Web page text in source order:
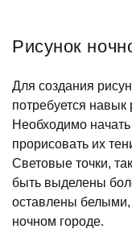
Рисунок
Для создания
потребуется навык
Необходимо начать
прорисовать их
Световые точки,
быть выделены
оставлены белыми,
ночном городе.